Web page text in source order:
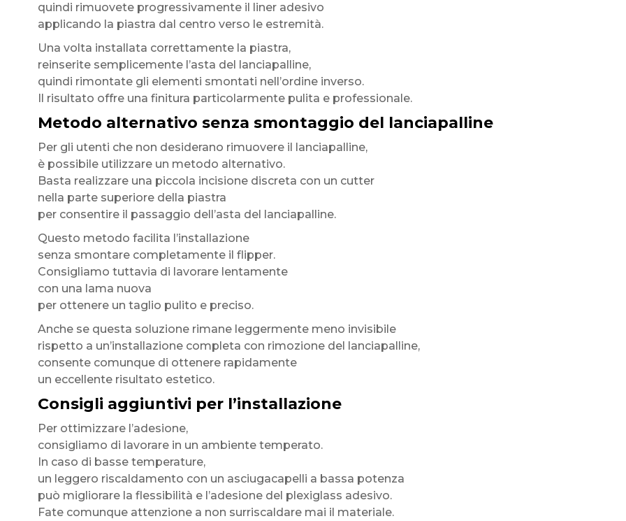
quindi rimuovete progressivamente il liner adesivo
applicando la piastra dal centro verso le estremità.
Una volta installata correttamente la piastra,
reinserite semplicemente l’asta del lanciapalline,
quindi rimontate gli elementi smontati nell’ordine inverso.
Il risultato offre una finitura particolarmente pulita e professionale.
Metodo alternativo senza smontaggio del lanciapalline
Per gli utenti che non desiderano rimuovere il lanciapalline,
è possibile utilizzare un metodo alternativo.
Basta realizzare una piccola incisione discreta con un cutter
nella parte superiore della piastra
per consentire il passaggio dell’asta del lanciapalline.
Questo metodo facilita l’installazione
senza smontare completamente il flipper.
Consigliamo tuttavia di lavorare lentamente
con una lama nuova
per ottenere un taglio pulito e preciso.
Anche se questa soluzione rimane leggermente meno invisibile
rispetto a un’installazione completa con rimozione del lanciapalline,
consente comunque di ottenere rapidamente
un eccellente risultato estetico.
Consigli aggiuntivi per l’installazione
Per ottimizzare l’adesione,
consigliamo di lavorare in un ambiente temperato.
In caso di basse temperature,
un leggero riscaldamento con un asciugacapelli a bassa potenza
può migliorare la flessibilità e l’adesione del plexiglass adesivo.
Fate comunque attenzione a non surriscaldare mai il materiale.